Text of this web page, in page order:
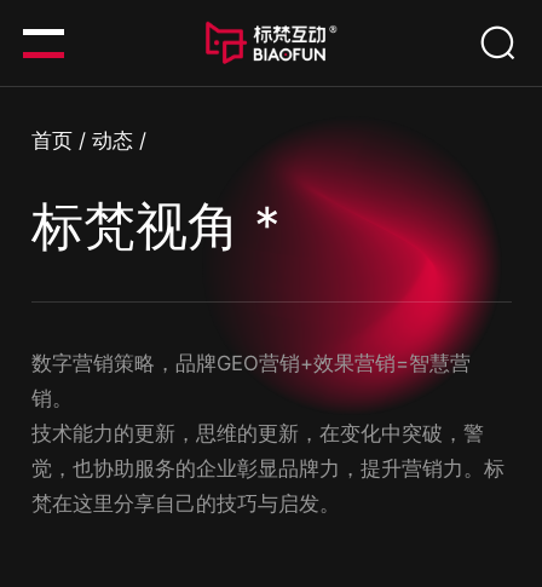
首页 /动态 /
标梵视角 *
数字营销策略，品牌GEO营销+效果营销=智慧营
销。
技术能力的更新，思维的更新，在变化中突破，警
觉，也协助服务的企业彰显品牌力，提升营销力。标
梵在这里分享自己的技巧与启发。